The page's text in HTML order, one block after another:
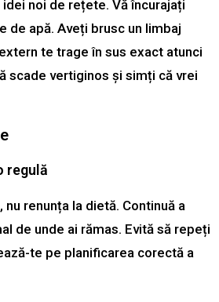
noi de rețete. Vă încurajați
de apă. Aveți brusc un limbaj
te trage în sus exact atunci
scade vertiginos și simți că vrei
regulă
renunța la dietă. Continuă a
de unde ai rămas. Evită să repeți
te pe planificarea corectă a